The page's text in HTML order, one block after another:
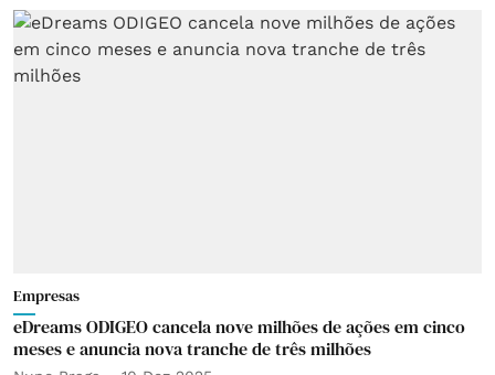
Empresas
eDreams ODIGEO cancela nove milhões de ações em cinco
meses e anuncia nova tranche de três milhões